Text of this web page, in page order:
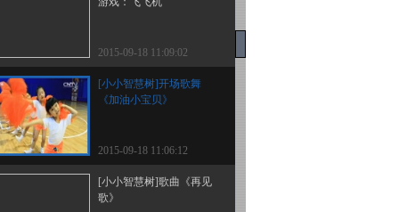
2015-09-18 11:09:02
[小小智慧树]开场歌舞
《加油小宝贝》
2015-09-18 11:06:12
[小小智慧树]歌曲《再见
歌》